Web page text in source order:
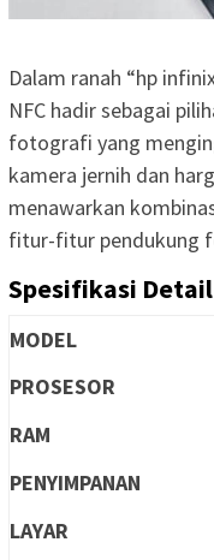
Dalam ranah “hp
NFC hadir sebagai
fotografi yang
kamera jernih dan
menawarkan
fitur-fitur pendukung
Spesifikasi Detail
MODEL
PROSESOR
RAM
PENYIMPANAN
LAYAR